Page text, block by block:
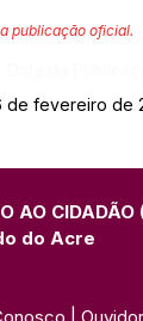
publicação oficial.
de fevereiro de
AO CIDADÃO
do Acre